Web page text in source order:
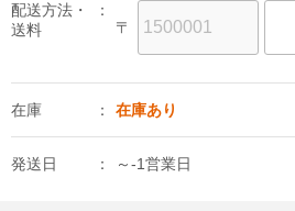
配送方法・
送料
〒
在庫 在庫あり
発送日 ～-1営業日